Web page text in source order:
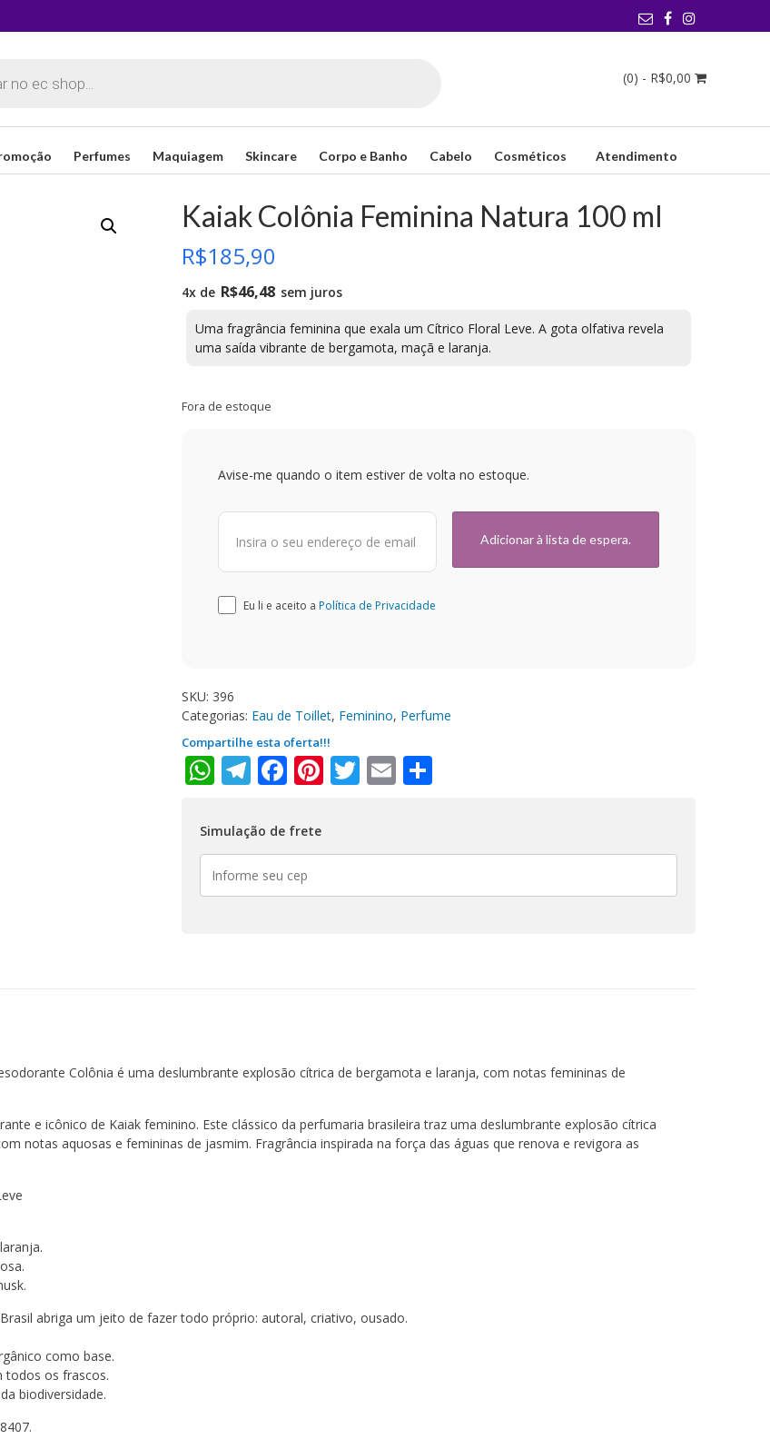
(0) - R$0,00
Perfumes Maquiagem Skincare Corpo e Banho Cabelo Cosméticos Atendimento
Kaiak Colônia Feminina Natura 100 ml
R$185,90
4x de R$46,48 sem juros
Uma fragrância feminina que exala um Cítrico Floral Leve. A gota olfativa revela
uma saída vibrante de bergamota, maçã e laranja.
Fora de estoque
Avise-me quando o item estiver de volta no estoque.
Eu li e aceito a Política de Privacidade
SKU: 396
Categorias: Eau de Toillet, Feminino, Perfume
Compartilhe esta oferta!!!
WhatsApp
Telegram
Facebook
Pinterest
Twitter
EmailShare
Simulação de frete
Colônia é uma deslumbrante explosão cítrica de bergamota e laranja, com notas femininas de
e icônico de Kaiak feminino. Este clássico da perfumaria brasileira traz uma deslumbrante explosão cítrica
notas aquosas e femininas de jasmim. Fragrância inspirada na força das águas que renova e revigora as
abriga um jeito de fazer todo próprio: autoral, criativo, ousado.
como base.
todos os frascos.
biodiversidade.